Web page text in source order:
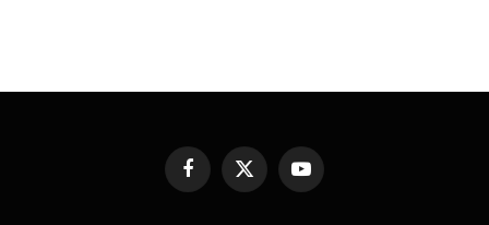
FacebookX
(Twitter)
YouTube